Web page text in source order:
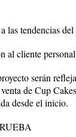
las tendencias
al cliente
serán
de Cup
desde el inicio.